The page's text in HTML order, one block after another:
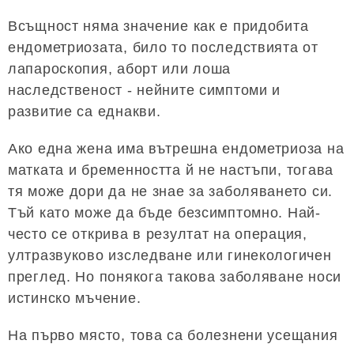
Всъщност няма значение как е придобита
ендометриозата, било то последствията от
лапароскопия, аборт или лоша
наследственост - нейните симптоми и
развитие са еднакви.
Ако една жена има вътрешна ендометриоза на
матката и бременността й не настъпи, тогава
тя може дори да не знае за заболяването си.
Тъй като може да бъде безсимптомно. Най-
често се открива в резултат на операция,
ултразвуково изследване или гинекологичен
преглед. Но понякога такова заболяване носи
истинско мъчение.
На първо място, това са болезнени усещания